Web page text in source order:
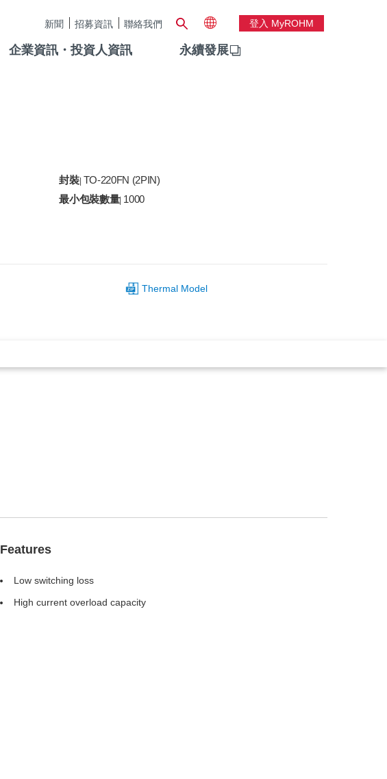
新聞 招募資訊 聯絡我們 登入 MyROHM
企業資訊・投資人資訊 永續發展
封裝| TO-220FN (2PIN)
最小包裝數量| 1000
Thermal Model
Features
Low switching loss
High current overload capacity